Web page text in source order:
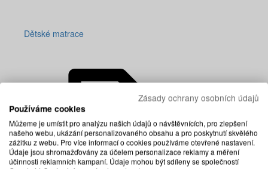
Dětské matrace
Zásady ochrany osobních údajů
Používáme cookies
Můžeme je umístit pro analýzu našich údajů o návštěvnících, pro zlepšení
našeho webu, ukázání personalizovaného obsahu a pro poskytnutí skvělého
zážitku z webu. Pro více informací o cookies používáme otevřené nastavení.
Údaje jsou shromažďovány za účelem personalizace reklamy a měření
účinnosti reklamních kampaní. Údaje mohou být sdíleny se společností